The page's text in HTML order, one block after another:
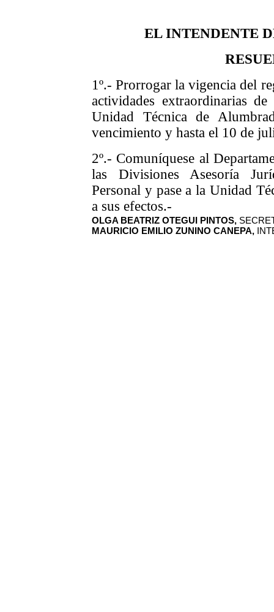
EL INTENDENTE
1º.- Prorrogar la vigencia del
actividades extraordinarias
Unidad Técnica de
vencimiento y hasta el 10 de
2º.- Comuníquese al
las Divisiones Asesoría
Personal y pase a la Unidad
a sus efectos.-
OLGA BEATRIZ OTEGUI PINTOS,
MAURICIO EMILIO ZUNINO CANEPA,